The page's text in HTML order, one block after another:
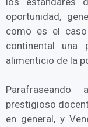
oportunidad,
como es el
continental una
alimenticio de la
prestigioso
en general, y